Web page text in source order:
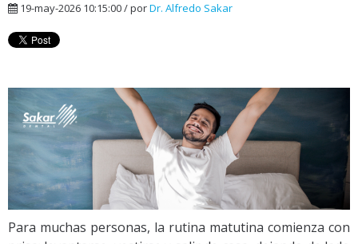
19-may-2026 10:15:00 / porDr. Alfredo Sakar
Para muchas personas, la rutina matutina comienza con